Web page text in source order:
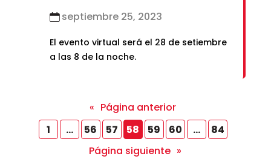
septiembre 25, 2023
El evento virtual será el 28 de setiembre
a las 8 de la noche.
« Página anterior
1
… 56 57 58 59 60 …
84
Página siguiente »